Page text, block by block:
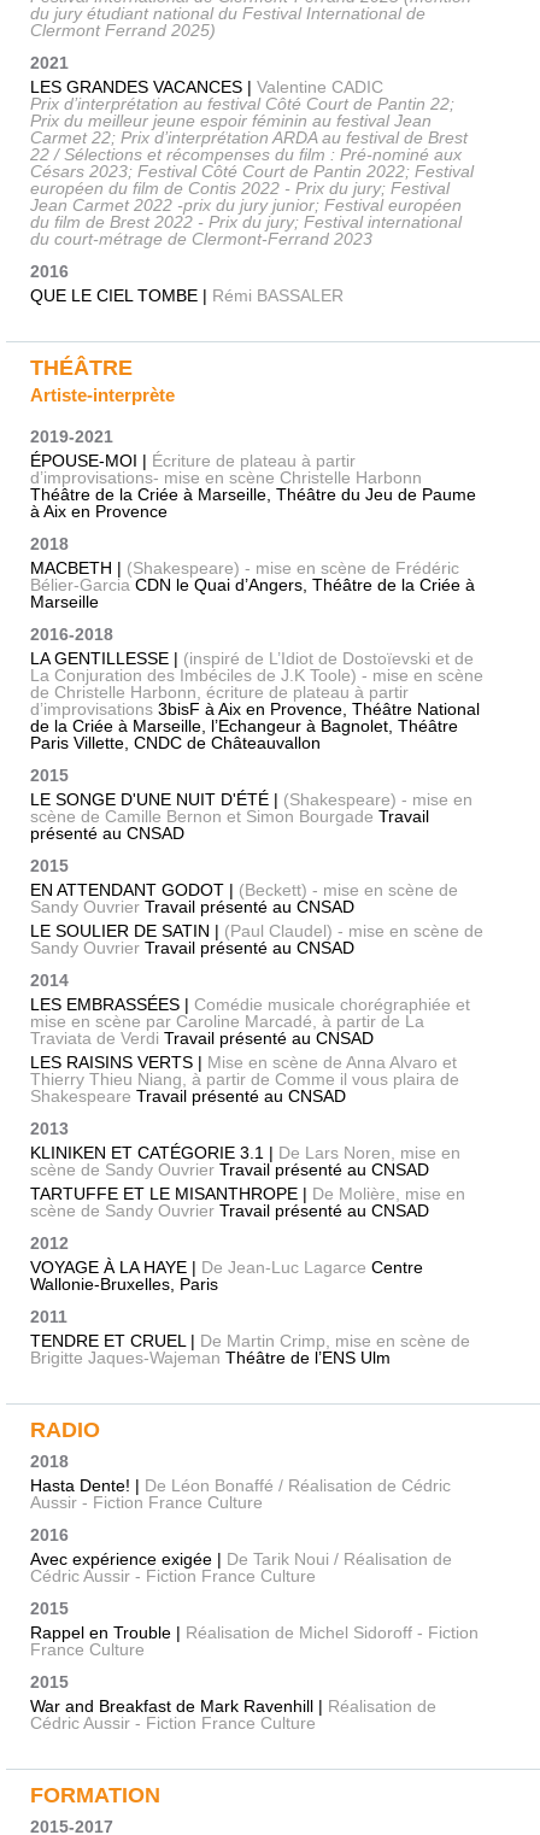
du jury étudiant national du Festival International de
Clermont Ferrand 2025)
2021
LES GRANDES VACANCES | Valentine CADIC
Prix d’interprétation au festival Côté Court de Pantin 22;
Prix du meilleur jeune espoir féminin au festival Jean
Carmet 22; Prix d’interprétation ARDA au festival de Brest
22 / Sélections et récompenses du film : Pré-nominé aux
Césars 2023; Festival Côté Court de Pantin 2022; Festival
européen du film de Contis 2022 - Prix du jury; Festival
Jean Carmet 2022 -prix du jury junior; Festival européen
du film de Brest 2022 - Prix du jury; Festival international
du court-métrage de Clermont-Ferrand 2023
2016
QUE LE CIEL TOMBE | Rémi BASSALER
THÉÂTRE
Artiste-interprète
2019-2021
ÉPOUSE-MOI | Écriture de plateau à partir
d’improvisations- mise en scène Christelle Harbonn
Théâtre de la Criée à Marseille, Théâtre du Jeu de Paume
à Aix en Provence
2018
MACBETH | (Shakespeare) - mise en scène de Frédéric
Bélier-Garcia CDN le Quai d’Angers, Théâtre de la Criée à
Marseille
2016-2018
LA GENTILLESSE | (inspiré de L’Idiot de Dostoïevski et de
La Conjuration des Imbéciles de J.K Toole) - mise en scène
de Christelle Harbonn, écriture de plateau à partir
d’improvisations 3bisF à Aix en Provence, Théâtre National
de la Criée à Marseille, l’Echangeur à Bagnolet, Théâtre
Paris Villette, CNDC de Châteauvallon
2015
LE SONGE D'UNE NUIT D'ÉTÉ | (Shakespeare) - mise en
scène de Camille Bernon et Simon Bourgade Travail
présenté au CNSAD
2015
EN ATTENDANT GODOT | (Beckett) - mise en scène de
Sandy Ouvrier Travail présenté au CNSAD
LE SOULIER DE SATIN | (Paul Claudel) - mise en scène de
Sandy Ouvrier Travail présenté au CNSAD
2014
LES EMBRASSÉES | Comédie musicale chorégraphiée et
mise en scène par Caroline Marcadé, à partir de La
Traviata de Verdi Travail présenté au CNSAD
LES RAISINS VERTS | Mise en scène de Anna Alvaro et
Thierry Thieu Niang, à partir de Comme il vous plaira de
Shakespeare Travail présenté au CNSAD
2013
KLINIKEN ET CATÉGORIE 3.1 | De Lars Noren, mise en
scène de Sandy Ouvrier Travail présenté au CNSAD
TARTUFFE ET LE MISANTHROPE | De Molière, mise en
scène de Sandy Ouvrier Travail présenté au CNSAD
2012
VOYAGE À LA HAYE | De Jean-Luc Lagarce Centre
Wallonie-Bruxelles, Paris
2011
TENDRE ET CRUEL | De Martin Crimp, mise en scène de
Brigitte Jaques-Wajeman Théâtre de l’ENS Ulm
RADIO
2018
Hasta Dente! | De Léon Bonaffé / Réalisation de Cédric
Aussir - Fiction France Culture
2016
Avec expérience exigée | De Tarik Noui / Réalisation de
Cédric Aussir - Fiction France Culture
2015
Rappel en Trouble | Réalisation de Michel Sidoroff - Fiction
France Culture
2015
War and Breakfast de Mark Ravenhill | Réalisation de
Cédric Aussir - Fiction France Culture
FORMATION
2015-2017